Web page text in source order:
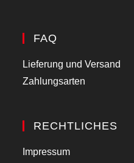
FAQ
Lieferung und Versand
Zahlungsarten
RECHTLICHES
Impressum